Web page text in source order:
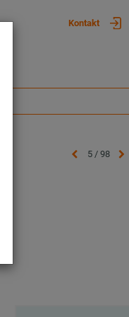
Kontakt
5 / 98